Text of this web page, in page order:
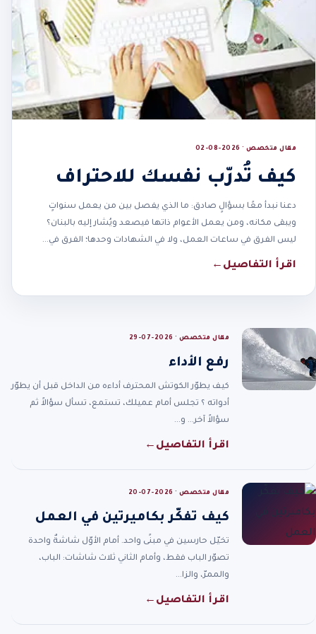
مقال متخصص · 2026-08-02
كيف تُدرّب نفسك للاحتراف
دعنا نبدأ معًا بسؤالٍ صادق: ما الذي يفصل بين من يعمل سنواتٍ
ويبقى مكانه، ومن يعمل الأعوام ذاتها فيصعد ويُشار إليه بالبنان؟
ليس الفرق في ساعات العمل، ولا في الشهادات وحدها؛ الفرق في…
اقرأ التفاصيل ←
مقال متخصص · 2026-07-29
رفع الأداء
كيف يطوّر الكوتش المحترف أداءه من الداخل قبل أن يطوّر
أدواته ؟ تجلس أمام عميلك، تستمع، تسأل سؤالاً ثم
سؤالاً آخر… و…
اقرأ التفاصيل ←
مقال متخصص · 2026-07-20
كيف تفكّر بكاميرتين في العمل
تخيّل حارسين في مبنًى واحد. أمام الأوّل شاشةٌ واحدة
تصوّر الباب فقط، وأمام الثاني ثلاث شاشات: الباب،
والممرّ، والزا…
اقرأ التفاصيل ←